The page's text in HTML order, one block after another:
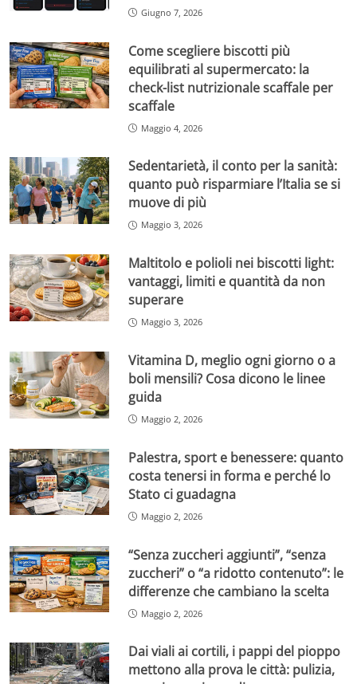
Giugno 7, 2026
Come scegliere biscotti più
equilibrati al supermercato: la
check-list nutrizionale scaffale per
scaffale
Maggio 4, 2026
Sedentarietà, il conto per la sanità:
quanto può risparmiare l’Italia se si
muove di più
Maggio 3, 2026
Maltitolo e polioli nei biscotti light:
vantaggi, limiti e quantità da non
superare
Maggio 3, 2026
Vitamina D, meglio ogni giorno o a
boli mensili? Cosa dicono le linee
guida
Maggio 2, 2026
Palestra, sport e benessere: quanto
costa tenersi in forma e perché lo
Stato ci guadagna
Maggio 2, 2026
“Senza zuccheri aggiunti”, “senza
zuccheri” o “a ridotto contenuto”: le
differenze che cambiano la scelta
Maggio 2, 2026
Dai viali ai cortili, i pappi del pioppo
mettono alla prova le città: pulizia,